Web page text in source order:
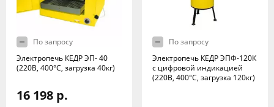
По запросу
Электропечь КЕДР ЭП- 40
(220В, 400°C, загрузка 40кг)
16 198 р.
По запросу
Электропечь КЕДР ЭПФ-120К
с цифровой индикацией
(220В, 400°C, загрузка 120кг)